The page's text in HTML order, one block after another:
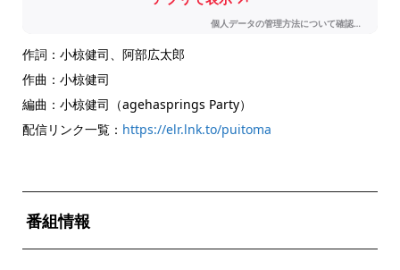
作詞：小椋健司、阿部広太郎
作曲：小椋健司
編曲：小椋健司（agehasprings Party）
配信リンク一覧： https://elr.lnk.to/puitoma
番組情報